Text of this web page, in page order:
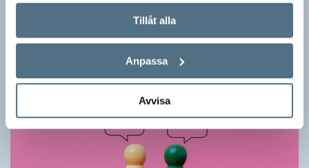
Tillåt alla
Anpassa
Avvisa
I det här kvisset möter du texter om berömda svenska
författare på tolv olika språk hämtade från Wikipedia. Men vilka
är språken?